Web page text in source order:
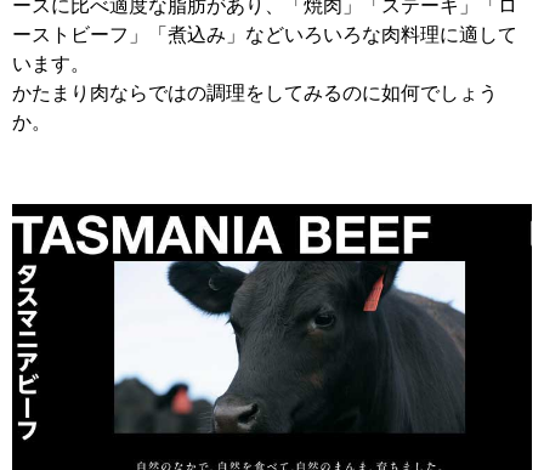
ースに比べ適度な脂肪があり、「焼肉」「ステーキ」「ロ
ーストビーフ」「煮込み」などいろいろな肉料理に適して
います。
かたまり肉ならではの調理をしてみるのに如何でしょう
か。